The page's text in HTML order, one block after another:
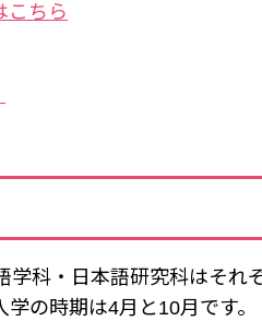
こちら
学科・日本語研究科はそれ
学の時期は4月と10月です。